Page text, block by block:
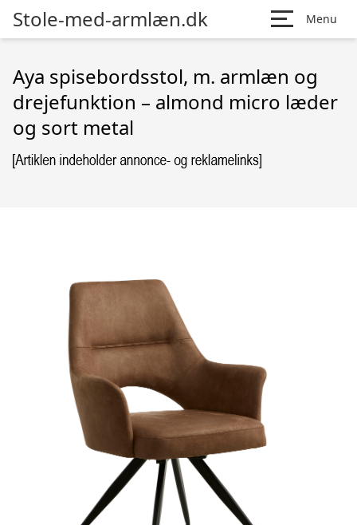
Stole-med-armlæn.dk Menu
Aya spisebordsstol, m. armlæn og
drejefunktion – almond micro læder
og sort metal